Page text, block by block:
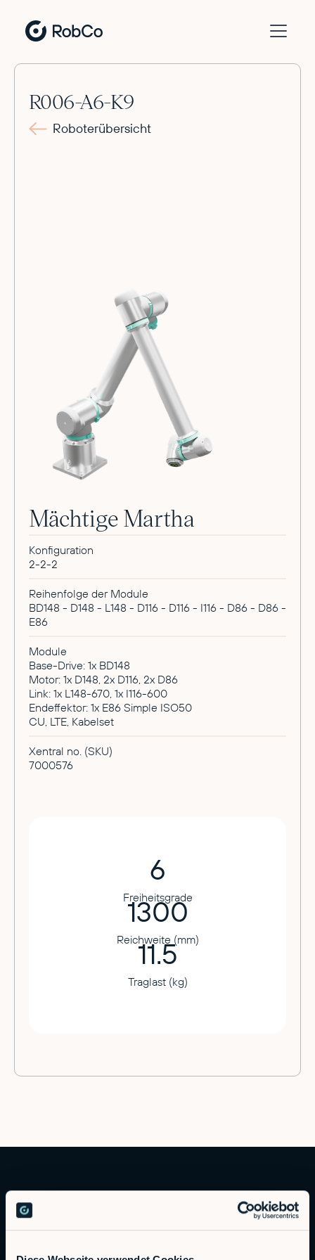
R006-A6-K9
Roboterübersicht
Mächtige Martha
Konfiguration
2-2-2
Reihenfolge der Module
BD148 - D148 - L148 - D116 - D116 - I116 - D86 - D86 -
E86
Module
Base-Drive: 1x BD148
Motor: 1x D148, 2x D116, 2x D86
Link: 1x L148-670, 1x I116-600
Endeffektor: 1x E86 Simple ISO50
CU, LTE, Kabelset
Xentral no. (SKU)
7000576
6
Freiheitsgrade
1300
Reichweite (mm)
11.5
Traglast (kg)